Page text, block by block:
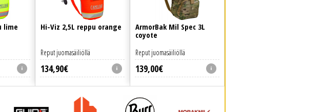
lime Hi-Viz 2,5L reppu orange
134,90€
Reput juomasäiliöllä
ArmorBak Mil Spec 3L
coyote
139,00€
Reput juomasäiliöllä